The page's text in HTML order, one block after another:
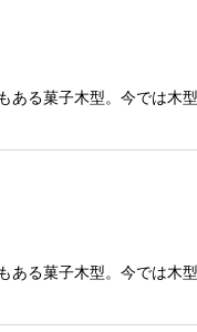
る菓子木型。今では
る菓子木型。今では